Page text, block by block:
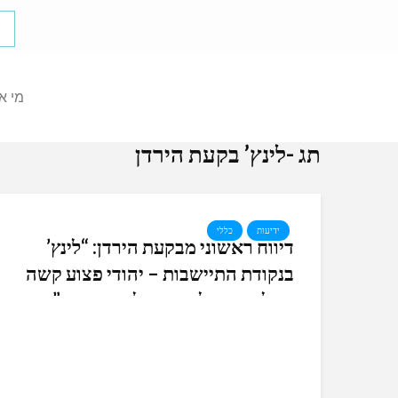
מי
תג -לינץ’ בקעת הירדן
ידיעות כללי
דיווח ראשוני מבקעת הירדן: “לינץ’
בנקודת התיישבות – יהודי פצוע קשה
מסלע שהשליכו מחבלים בראשו”